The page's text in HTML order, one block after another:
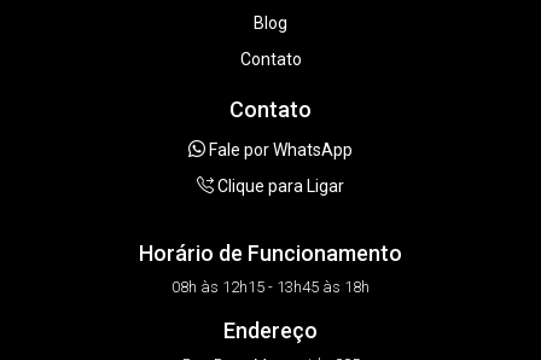
Blog
Contato
Contato
Fale por WhatsApp
Clique para Ligar
Horário de Funcionamento
08h às 12h15 - 13h45 às 18h
Endereço